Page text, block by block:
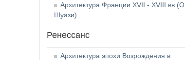
Архитектура Франции XVII - XVIII вв (О.
Шуази)
Ренессанс
Архитектура эпохи Возрождения в